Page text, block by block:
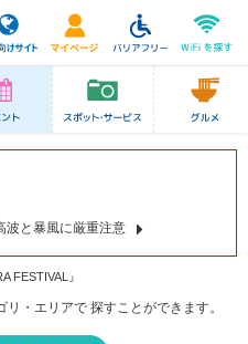
波と暴風に厳重注意
FESTIVAL』
リ・エリアで 探すことができます。